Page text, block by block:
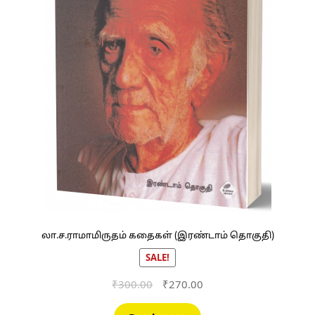
லா.ச.ராமாமிருதம் கதைகள் (இரண்டாம் தொகுதி)
SALE!
₹300.00
Original
₹270.00Current